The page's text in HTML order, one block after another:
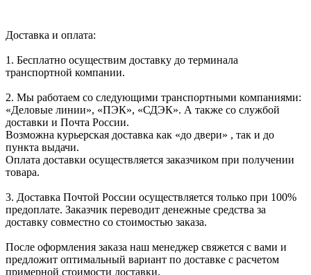
Доставка и оплата:
1. Бесплатно осуществим доставку до терминала
транспортной компании.
2. Мы работаем со следующими транспортными компаниями:
«Деловые линии», «ПЭК», «СДЭК». А также со службой
доставки и Почта России.
Возможна курьерская доставка как «до двери» , так и до
пункта выдачи.
Оплата доставки осуществляется заказчиком при получении
товара.
3. Доставка Почтой России осуществляется только при 100%
предоплате. Заказчик переводит денежные средства за
доставку совместно со стоимостью заказа.
После оформления заказа наш менеджер свяжется с вами и
предложит оптимальный вариант по доставке с расчетом
примерной стоимости доставки.